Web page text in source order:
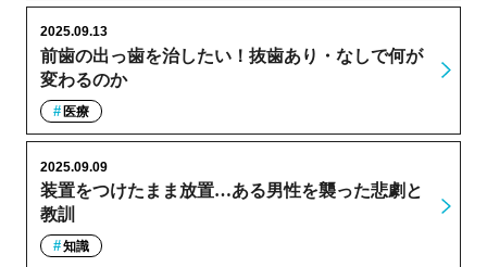
前歯の出っ歯を治したい！抜歯あり・なしで何が
変わるのか
2025.09.13
医療
装置をつけたまま放置…ある男性を襲った悲劇と
教訓
2025.09.09
知識